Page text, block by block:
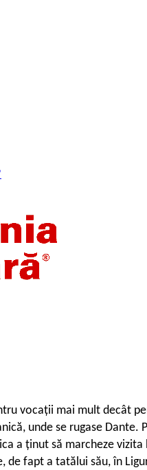
vocații mai mult decât
unde se rugase
a ținut să marcheze
fapt a tatălui său, în